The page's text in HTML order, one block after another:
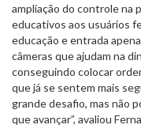
ampliação do controle na
educativos aos usuários
educação e entrada
câmeras que ajudam na
conseguindo colocar
que já se sentem mais
grande desafio, mas não
que avançar”, avaliou